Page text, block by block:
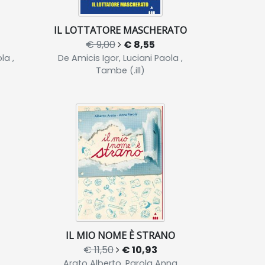
,
IL LOTTATORE MASCHERATO
€ 9,00 € 8,55
De Amicis Igor, Luciani Paola ,
Tambe (.ill)
IL MIO NOME È STRANO
€ 11,50 € 10,93